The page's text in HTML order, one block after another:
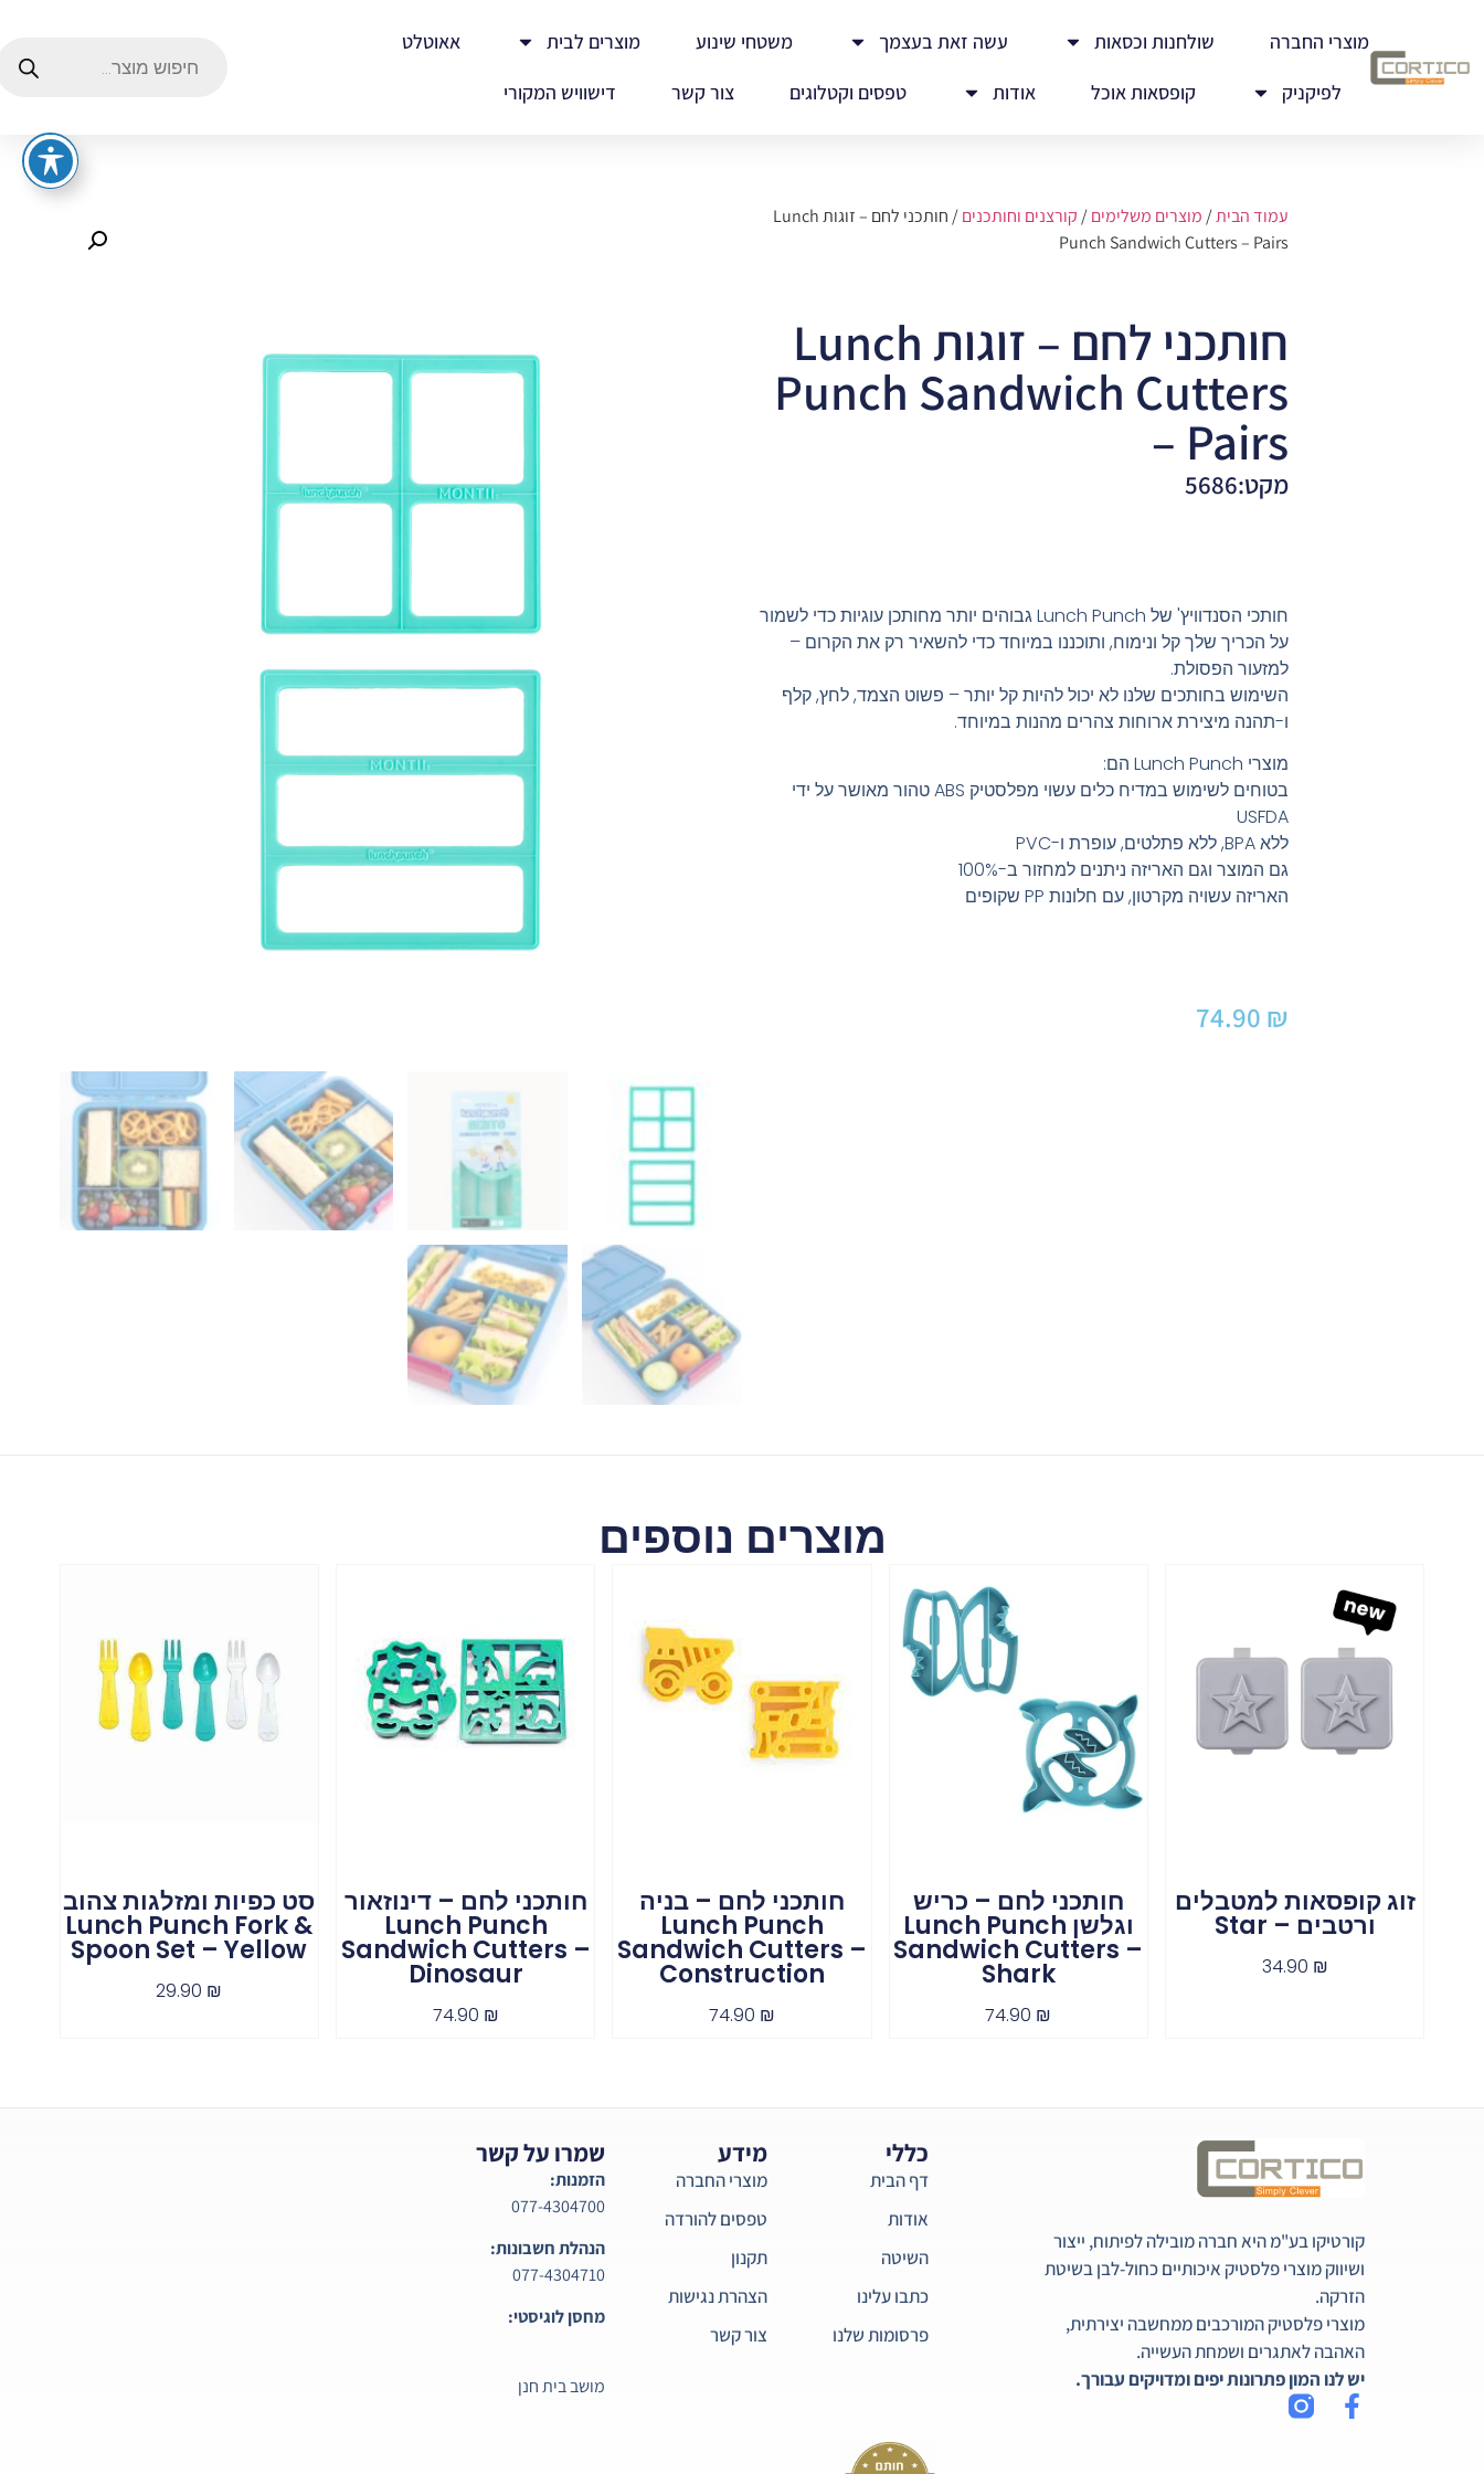
מוצרי החברה שולחנות וכסאות עשה זאת בעצמך משטחי שינוע מוצרים לבית
אאוטלט
לפיקניק
קופסאות אוכל אודות טפסים וקטלוגים צור קשר דישוויש המקורי
עמוד הבית/ מוצרים משלימים/ קורצנים וחותכנים
/ חותכני לחם – זוגות Lunch
Punch Sandwich Cutters – Pairs
חותכני לחם – זוגות Lunch
Punch Sandwich Cutters
– Pairs
מקט:5686
חותכי הסנדוויץ' של Lunch Punch גבוהים יותר מחותכן עוגיות כדי לשמור
על הכריך שלך קל ונימוח, ותוכננו במיוחד כדי להשאיר רק את הקרום –
למזעור הפסולת.
השימוש בחותכים שלנו לא יכול להיות קל יותר – פשוט הצמד, לחץ, קלף
ו-תהנה מיצירת ארוחות צהרים מהנות במיוחד.
מוצרי Lunch Punch הם:
בטוחים לשימוש במדיח כלים עשוי מפלסטיק ABS טהור מאושר על ידי
USFDA
ללא BPA, ללא פתלטים, עופרת ו-PVC
גם המוצר וגם האריזה ניתנים למחזור ב-100%
האריזה עשויה מקרטון, עם חלונות PP שקופים
74.90 ₪
מוצרים נוספים
זוג קופסאות למטבלים
ורטבים – Star
34.90 ₪
חותכני לחם – כריש
וגלשן Lunch Punch
Sandwich Cutters –
Shark
74.90 ₪
חותכני לחם – בניה
Lunch Punch
Sandwich Cutters –
Construction
74.90 ₪
חותכני לחם – דינוזאור
Lunch Punch
Sandwich Cutters –
Dinosaur
74.90 ₪
סט כפיות ומזלגות צהוב
Lunch Punch Fork &
Spoon Set – Yellow
29.90 ₪
קורטיקו בע"מ היא חברה מובילה לפיתוח, ייצור
ושיווק מוצרי פלסטיק איכותיים כחול-לבן בשיטת
הזרקה.
מוצרי פלסטיק המורכבים ממחשבה יצירתית,
האהבה לאתגרים ושמחת העשייה.
יש לנו המון פתרונות יפים ומדויקים עבורך.
כללי
דף הבית
אודות
השיטה
כתבו עלינו
פרסומות שלנו
מידע
מוצרי החברה
טפסים להורדה
תקנון
הצהרת נגישות
צור קשר
שמרו על קשר
הזמנות:
077-4304700
הנהלת חשבונות:
077-4304710
מחסן לוגיסטי:
מושב בית חנן